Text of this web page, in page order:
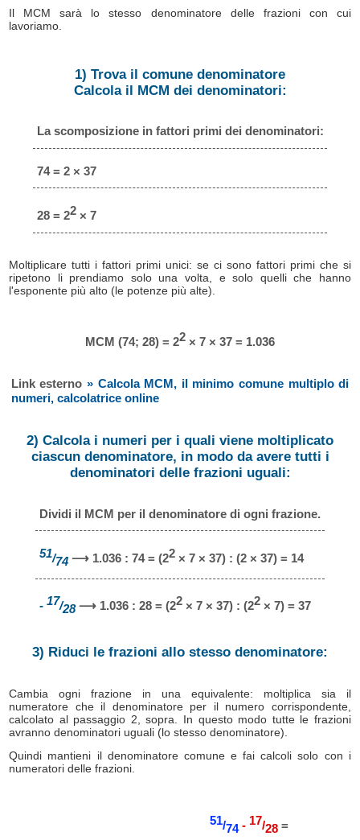
Il MCM sarà lo stesso denominatore delle frazioni con cui
lavoriamo.
1) Trova il comune denominatore
Calcola il MCM dei denominatori:
La scomposizione in fattori primi dei denominatori:
74 = 2 × 37
28 = 22× 7
Moltiplicare tutti i fattori primi unici: se ci sono fattori primi che si
ripetono li prendiamo solo una volta, e solo quelli che hanno
l'esponente più alto (le potenze più alte).
MCM (74; 28) = 22 × 7 × 37 = 1.036
Link esterno » Calcola MCM, il minimo comune multiplo di
numeri, calcolatrice online
2) Calcola i numeri per i quali viene moltiplicato
ciascun denominatore, in modo da avere tutti i
denominatori delle frazioni uguali:
Dividi il MCM per il denominatore di ogni frazione.
51/74 ⟶ 1.036 : 74 = (22 × 7 × 37) : (2 × 37) = 14
- 17/28 ⟶ 1.036 : 28 = (22 × 7 × 37) : (22 × 7) = 37
3) Riduci le frazioni allo stesso denominatore:
Cambia ogni frazione in una equivalente: moltiplica sia il
numeratore che il denominatore per il numero corrispondente,
calcolato al passaggio 2, sopra. In questo modo tutte le frazioni
avranno denominatori uguali (lo stesso denominatore).
Quindi mantieni il denominatore comune e fai calcoli solo con i
numeratori delle frazioni.
51/74 - 17/28 =